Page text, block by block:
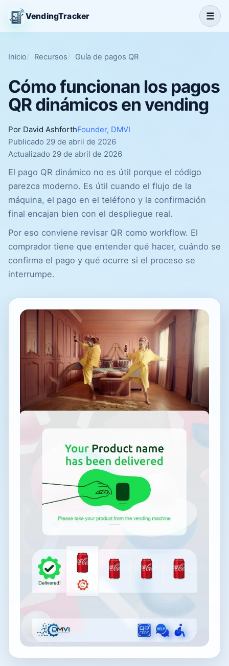
VendingTracker ☰
Inicio Recursos Guía de pagos QR
Cómo funcionan los pagos
QR dinámicos en vending
Por David AshforthFounder, DMVI
Publicado 29 de abril de 2026
Actualizado 29 de abril de 2026
El pago QR dinámico no es útil porque el código
parezca moderno. Es útil cuando el flujo de la
máquina, el pago en el teléfono y la confirmación
final encajan bien con el despliegue real.
Por eso conviene revisar QR como workflow. El
comprador tiene que entender qué hacer, cuándo se
confirma el pago y qué ocurre si el proceso se
interrumpe.